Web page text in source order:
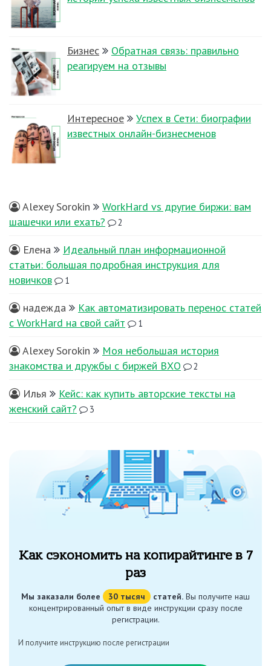
Бизнес
Обратная связь: правильно
реагируем на отзывы
Интересное
Успех в Сети: биографии
известных онлайн-бизнесменов
Alexey Sorokin
WorkHard vs другие биржи: вам
шашечки или ехать?
2
Елена
Идеальный план информационной
статьи: большая подробная инструкция для
новичков
1
надежда
Как автоматизировать перенос статей
с WorkHard на свой сайт
1
Alexey Sorokin
Моя небольшая история
знакомства и дружбы с биржей ВХО
2
Илья
Кейс: как купить авторские тексты на
женский сайт?
3
Как сэкономить на копирайтинге в 7
раз
Мы заказали более 30 тысяч статей. Вы получите наш
концентрированный опыт в виде инструкции сразу после
регистрации.
И получите инструкцию после регистрации